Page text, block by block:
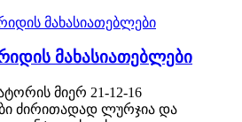
მახასიათებლები
მიერ 21-12-16
ძირითადად ლურჯია და